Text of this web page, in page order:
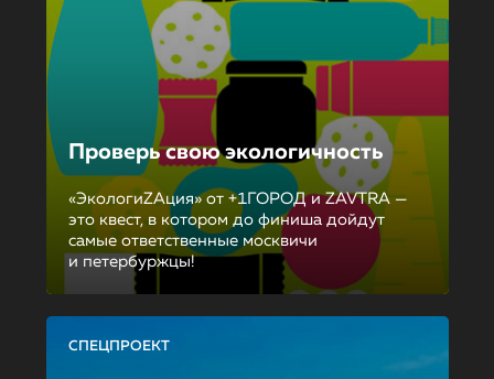
Проверь свою экологичность
«ЭкологиZAция» от +1ГОРОД и ZAVTRA —
это квест, в котором до финиша дойдут
самые ответственные москвичи
и петербуржцы!
СПЕЦПРОЕКТ